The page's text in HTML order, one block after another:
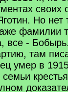
своих
Но нет
фамилии
все -
там
умер в
семьи